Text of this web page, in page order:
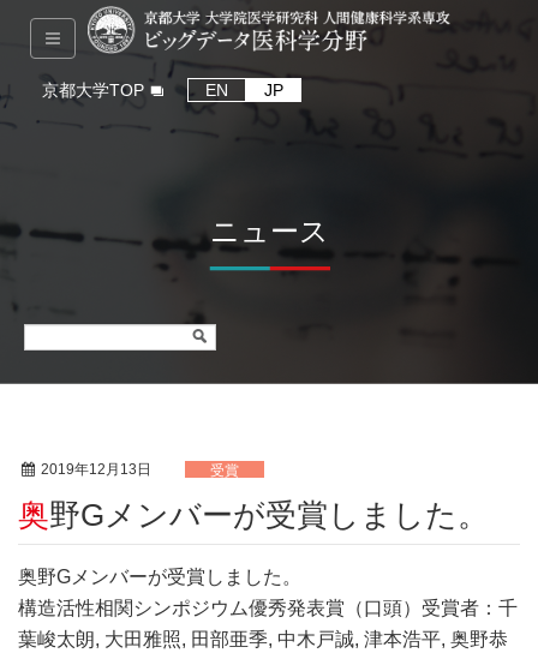
京都大学TOP EN JP
ニュース
2019年12月13日 受賞
奥野Gメンバーが受賞しました。
奥野Gメンバーが受賞しました。
構造活性相関シンポジウム優秀発表賞（口頭）受賞者：千
葉峻太朗, 大田雅照, 田部亜季, 中木戸誠, 津本浩平, 奥野恭